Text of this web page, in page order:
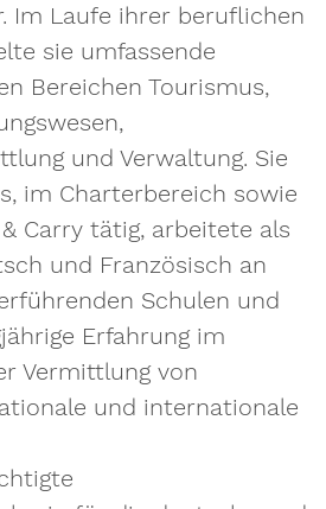
Im Laufe ihrer beruflichen
sie umfassende
Bereichen Tourismus,
und Verwaltung. Sie
im Charterbereich sowie
& Carry tätig, arbeitete als
und Französisch an
Schulen und
Erfahrung im
Vermittlung von
und internationale